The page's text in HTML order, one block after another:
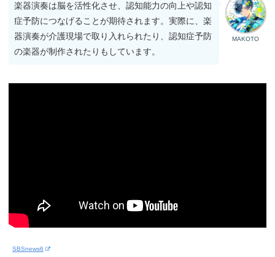
MAKOTO
楽器演奏は脳を活性化させ、認知能力の向上や認知
症予防につなげることが期待されます。実際に、楽
器演奏が介護現場で取り入れられたり、認知症予防
の楽器が制作されたりもしています。
SBSnews6